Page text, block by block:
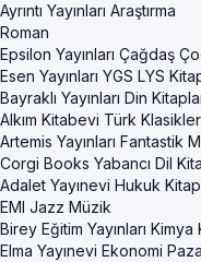
Ayrıntı Yayınları Araştırma
Roman
Epsilon Yayınları Çağdaş
Esen Yayınları YGS LYS
Bayraklı Yayınları Din
Alkım Kitabevi Türk
Artemis Yayınları Fantastik
Corgi Books Yabancı Dil
Adalet Yayınevi Hukuk
EMI Jazz Müzik
Birey Eğitim Yayınları Kimya
Elma Yayınevi Ekonomi